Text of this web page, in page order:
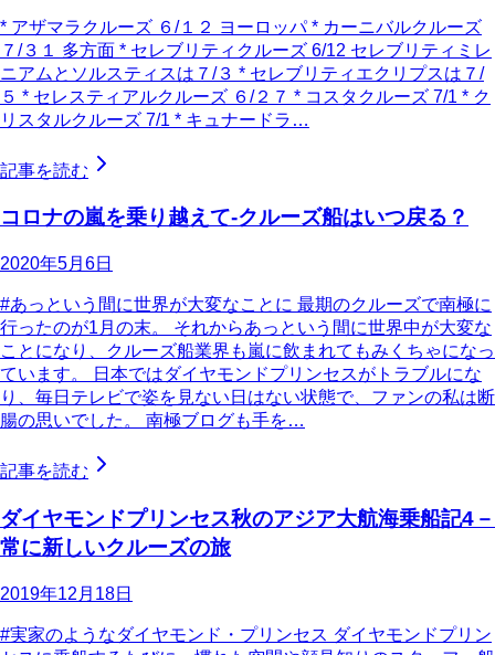
* アザマラクルーズ ６/１２ ヨーロッパ * カーニバルクルーズ
７/３１ 多方面 * セレブリティクルーズ 6/12 セレブリティミレ
ニアムとソルスティスは７/３ * セレブリティエクリプスは７/
５ * セレスティアルクルーズ ６/２７ * コスタクルーズ 7/1 * ク
リスタルクルーズ 7/1 * キュナードラ…
記事を読む
コロナの嵐を乗り越えて-クルーズ船はいつ戻る？
2020年5月6日
#あっという間に世界が大変なことに 最期のクルーズで南極に
行ったのが1月の末。 それからあっという間に世界中が大変な
ことになり、クルーズ船業界も嵐に飲まれてもみくちゃになっ
ています。 日本ではダイヤモンドプリンセスがトラブルにな
り、毎日テレビで姿を見ない日はない状態で、ファンの私は断
腸の思いでした。 南極ブログも手を…
記事を読む
ダイヤモンドプリンセス秋のアジア大航海乗船記4－
常に新しいクルーズの旅
2019年12月18日
#実家のようなダイヤモンド・プリンセス ダイヤモンドプリン